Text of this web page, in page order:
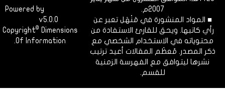
2007م.
■ المواد المنشورة في مَنْهَل تعبر عن
رأي كاتبها. ويحق للقارئ الاستفادة من
محتوياته في الاستخدام الشخصي مع
ذكر المصدر. مُعظَم المقالات أعيد ترتيب
نشرها ليتوافق مع الفهرسة الزمنية
للقسم.
Powered by
v5.0.0
Copyright©
Dimensions
Of Information.